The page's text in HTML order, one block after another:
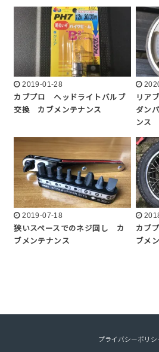
2019-01-28
カブプロ ヘッドライトバルブ
交換 カブメンテナンス
リア
ダン
ンス
2019-07-18
狭いスペースでのネジ回し カ
ブメンテナンス
カブ
ブメ
プライバシーポリシ